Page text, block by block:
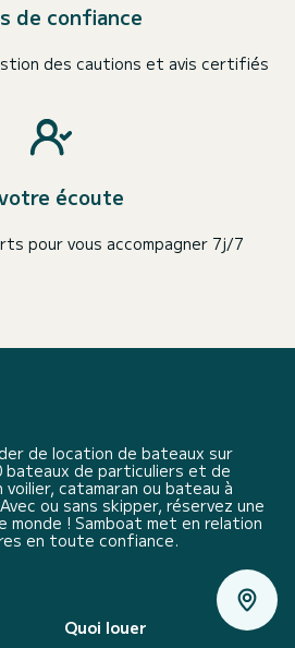
de confiance
des cautions et avis certifiés
écoute
pour vous accompagner 7j/7
de location de bateaux sur
de particuliers et de
catamaran ou bateau à
ou sans skipper, réservez une
monde ! Samboat met en relation
en toute confiance.
Quoi louer